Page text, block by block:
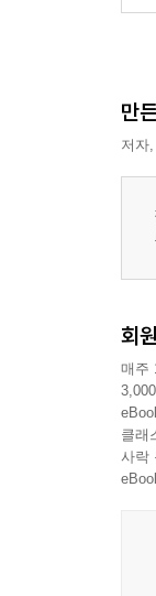
만
저자
회
매주
클래
사락